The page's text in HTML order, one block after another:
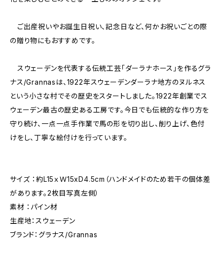
ご出産祝いやお誕生日祝い、記念日など、何かお祝いごとの際
の贈り物にもおすすめです。
スウェーデンを代表する伝統工芸「ダーラナホース」を作るグラ
ナス/Grannasは、1922年スウェーデンダーラナ地方のヌルネス
という小さな村でその歴史をスタートしました。1922年創業でス
ウェーデン最古の歴史ある工房です。今日でも伝統的な作り方を
守り続け、一点一点手作業で馬の形を切り出し、削り上げ、色付
けをし、丁寧な絵付けを行っています。
サイズ ：約L15ｘＷ15xD4.5cm（ハンドメイドのため若干の個体差
があります。2枚目写真左側）
素材 ：パイン材
生産地：スウェーデン
ブランド：グラナス/Grannas